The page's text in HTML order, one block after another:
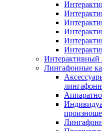
Интерактивный
Лингафонные